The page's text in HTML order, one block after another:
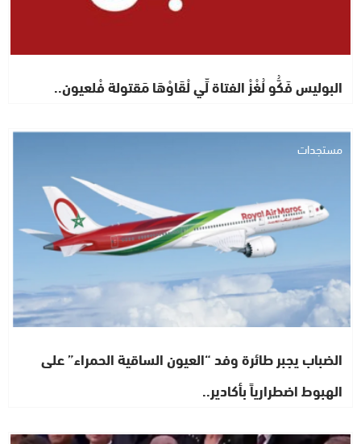
البوليس فَكُّو لُغْزْ الفتاة لِّي لْقَاوْهَا مَقتولة فْلعيون..
مستجدات
الضباب يجبر طائرة وفد “العيون الساقية الحمراء” على
الهبوط اضطرارياً بأكادير..